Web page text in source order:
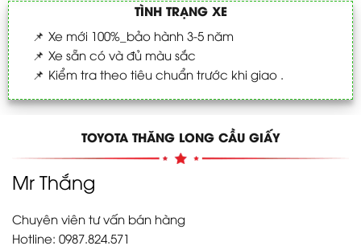
TÌNH TRẠNG XE
📌 Xe mới 100%_bảo hành 3-5 năm
📌 Xe sẵn có và đủ màu sắc
📌 Kiểm tra theo tiêu chuẩn trước khi giao .
TOYOTA THĂNG LONG CẦU GIẤY
Mr Thắng
Chuyên viên tư vấn bán hàng
Hotline: 0987.824.571